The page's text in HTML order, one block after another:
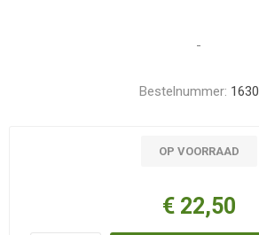
-
Bestelnummer: 1630
OP VOORRAAD
€ 22,50